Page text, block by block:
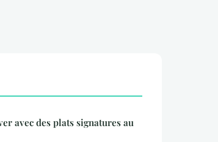
avec des plats signatures au